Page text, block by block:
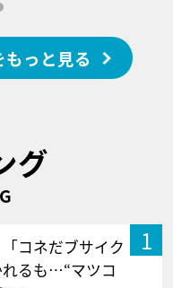
っと見る
グ
1
コネだブサイク
るも…“マツコ